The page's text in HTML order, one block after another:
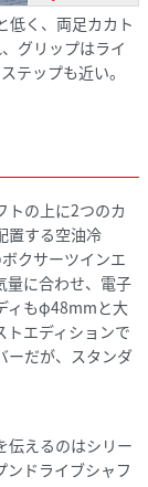
低く、両足カカト
グリップはライ
テップも近い。
トの上に2つのカ
置する空油冷
クサーツインエ
量に合わせ、電子
ィもφ48mmと大
トエディションで
ーだが、スタンダ
伝えるのはシリー
ンドライブシャフ